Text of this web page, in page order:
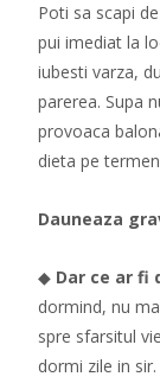
Poti sa scapi
pui imediat la
iubesti varza,
parerea. Supa
provoaca
dieta pe
Dauneaza
◆ Dar ce ar fi
dormind, nu
spre sfarsitul
dormi zile in